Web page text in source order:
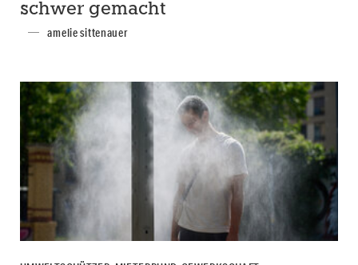
schwer gemacht
amelie sittenauer